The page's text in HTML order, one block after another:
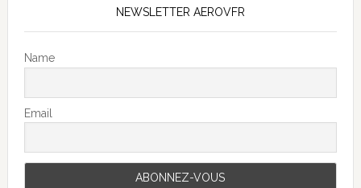
NEWSLETTER AEROVFR
Name
Email